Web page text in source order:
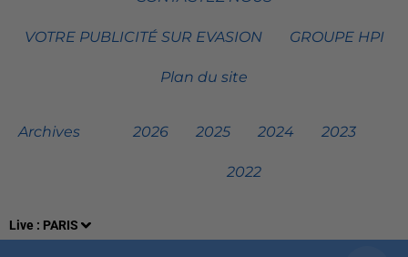
Live : PARIS
VOTRE PUBLICITÉ SUR EVASION GROUPE HPI
Plan du site
Archives 2026 2025 2024 2023
2022